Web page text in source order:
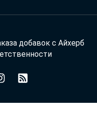
добавок с Айхерб